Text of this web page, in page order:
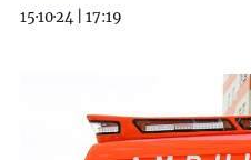
15·10·24 17:19